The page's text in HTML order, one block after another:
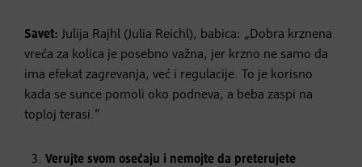
Savet: Julija Rajhl (Julia Reichl), babica: „Dobra krznena
vreća za kolica je posebno važna, jer krzno ne samo da
ima efekat zagrevanja, već i regulacije. To je korisno
kada se sunce pomoli oko podneva, a beba zaspi na
toploj terasi.“
Verujte svom osećaju i nemojte da preterujete